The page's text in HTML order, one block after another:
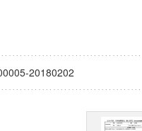
20180202